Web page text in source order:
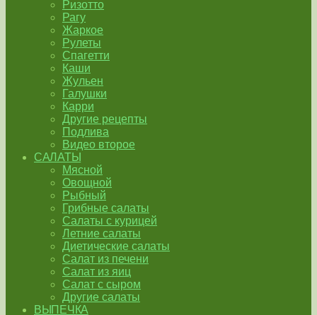
Ризотто
Рагу
Жаркое
Рулеты
Спагетти
Каши
Жульен
Галушки
Карри
Другие рецепты
Подлива
Видео второе
САЛАТЫ
Мясной
Овощной
Рыбный
Грибные салаты
Салаты с курицей
Летние салаты
Диетические салаты
Салат из печени
Салат из яиц
Салат с сыром
Другие салаты
ВЫПЕЧКА